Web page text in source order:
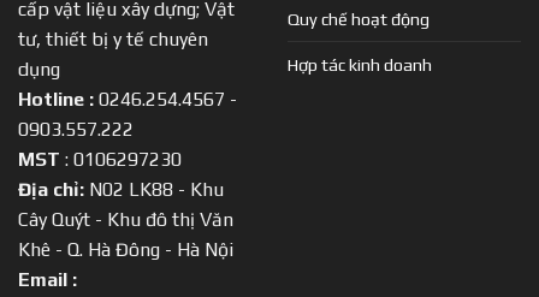
cấp vật liệu xây dựng; Vật
tư, thiết bị y tế chuyên
dụng
Hotline : 0246.254.4567 -
0903.557.222
MST : 0106297230
Địa chỉ: N02 LK88 - Khu
Cây Quýt - Khu đô thị Văn
Khê - Q. Hà Đông - Hà Nội
Email :
Quy chế hoạt động
Hợp tác kinh doanh